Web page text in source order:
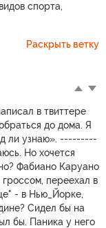
спорта,
Раскрыть ветку
в твиттере
до дома. Я
ли узнаю». ---------
Но хочется
Фабиано Каруано
переехал в
- в Нью_Йорке,
Сидел бы на
бы. Паника у него